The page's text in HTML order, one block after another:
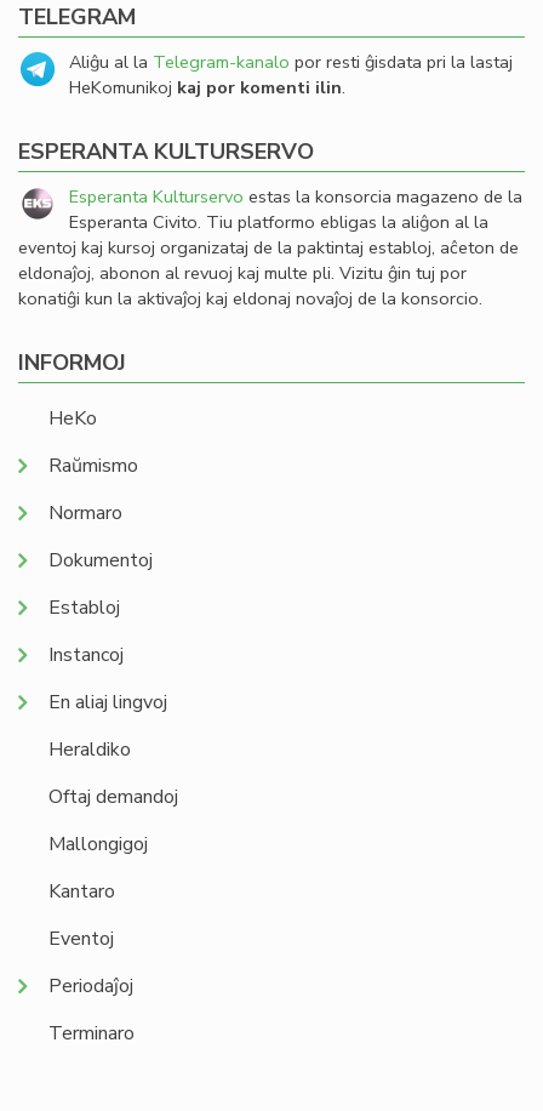
TELEGRAM
Aliĝu al la Telegram-kanalo por resti ĝisdata pri la lastaj
HeKomunikoj kaj por komenti ilin.
ESPERANTA KULTURSERVO
Esperanta Kulturservo estas la konsorcia magazeno de la
Esperanta Civito. Tiu platformo ebligas la aliĝon al la
eventoj kaj kursoj organizataj de la paktintaj establoj, aĉeton de
eldonaĵoj, abonon al revuoj kaj multe pli. Vizitu ĝin tuj por
konatiĝi kun la aktivaĵoj kaj eldonaj novaĵoj de la konsorcio.
INFORMOJ
HeKo
Raŭmismo
Normaro
Dokumentoj
Establoj
Instancoj
En aliaj lingvoj
Heraldiko
Oftaj demandoj
Mallongigoj
Kantaro
Eventoj
Periodaĵoj
Terminaro